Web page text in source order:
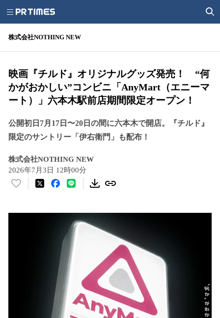
株式会社NOTHING NEW
映画『チルド』オリジナルグッズ発売！ “何
かがおかしい”コンビニ「AnyMart（エニーマ
ート）」六本木駅前店期間限定オープン！
公開初日7月17日〜20日の間に六本木で開店。『チルド』
限定のサントリー「伊右衛門」も配布！
株式会社NOTHING NEW
2026年7月3日 12時00分
い